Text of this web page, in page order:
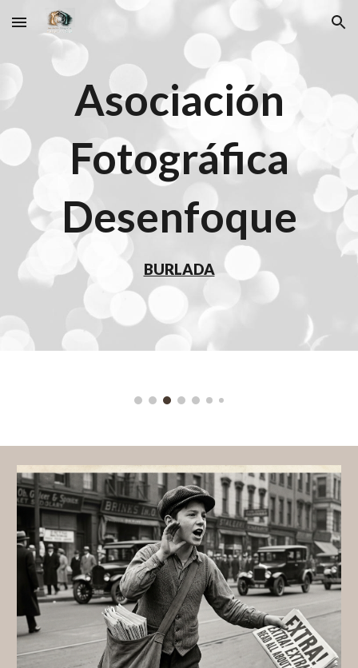
Skip to main content Skip to navigation
Asociación
Fotográfica
Desenfoque
BURLADA